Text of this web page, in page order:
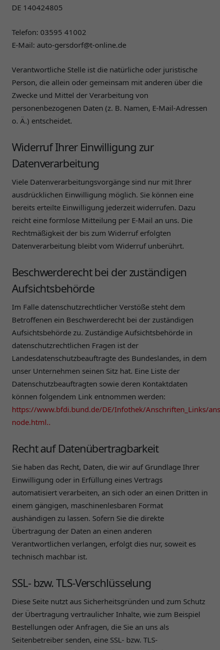
DE 140424805
Telefon: 03595 41002
E-Mail: auto-gersdorf@t-online.de
Verantwortliche Stelle ist die natürliche oder juristische
Person, die allein oder gemeinsam mit anderen über die
Zwecke und Mittel der Verarbeitung von
personenbezogenen Daten (z. B. Namen, E-Mail-Adressen
o. Ä.) entscheidet.
Widerruf Ihrer Einwilligung zur
Datenverarbeitung
Viele Datenverarbeitungsvorgänge sind nur mit Ihrer
ausdrücklichen Einwilligung möglich. Sie können eine
bereits erteilte Einwilligung jederzeit widerrufen. Dazu
reicht eine formlose Mitteilung per E-Mail an uns. Die
Rechtmäßigkeit der bis zum Widerruf erfolgten
Datenverarbeitung bleibt vom Widerruf unberührt.
Beschwerderecht bei der zuständigen
Aufsichtsbehörde
Im Falle datenschutzrechtlicher Verstöße steht dem
Betroffenen ein Beschwerderecht bei der zuständigen
Aufsichtsbehörde zu. Zuständige Aufsichtsbehörde in
datenschutzrechtlichen Fragen ist der
Landesdatenschutzbeauftragte des Bundeslandes, in dem
unser Unternehmen seinen Sitz hat. Eine Liste der
Datenschutzbeauftragten sowie deren Kontaktdaten
können folgendem Link entnommen werden:
https://www.bfdi.bund.de/DE/Infothek/Anschriften_Links/
node.html..
Recht auf Datenübertragbarkeit
Sie haben das Recht, Daten, die wir auf Grundlage Ihrer
Einwilligung oder in Erfüllung eines Vertrags
automatisiert verarbeiten, an sich oder an einen Dritten in
einem gängigen, maschinenlesbaren Format
aushändigen zu lassen. Sofern Sie die direkte
Übertragung der Daten an einen anderen
Verantwortlichen verlangen, erfolgt dies nur, soweit es
technisch machbar ist.
SSL- bzw. TLS-Verschlüsselung
Diese Seite nutzt aus Sicherheitsgründen und zum Schutz
der Übertragung vertraulicher Inhalte, wie zum Beispiel
Bestellungen oder Anfragen, die Sie an uns als
Seitenbetreiber senden, eine SSL- bzw. TLS-